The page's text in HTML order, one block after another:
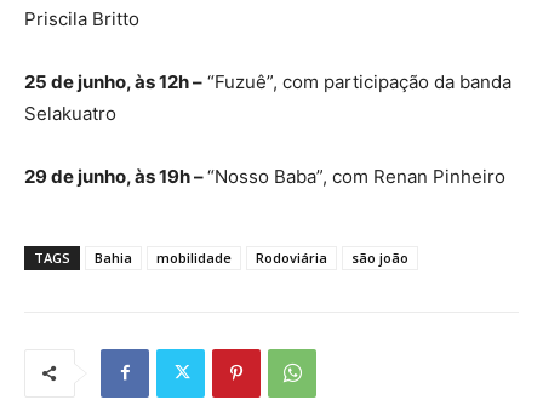
Priscila Britto
25 de junho, às 12h – “Fuzuê”, com participação da banda
Selakuatro
29 de junho, às 19h –“Nosso Baba”, com Renan Pinheiro
TAGS Bahia mobilidade Rodoviária são joão